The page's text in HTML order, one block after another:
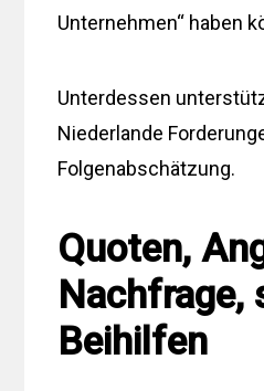
Unternehmen“ haben
Unterdessen
Niederlande
Folgenabschätzung.
Quoten,
Nachfrage,
Beihilfen